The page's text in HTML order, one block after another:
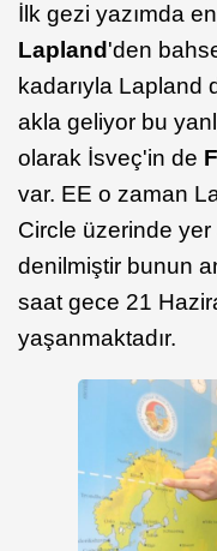
İlk gezi yazımda
Lapland 'den
kadarıyla Lapland
akla geliyor bu
olarak İsveç'in de
var. EE o zaman
Circle üzerinde
denilmiştir bunun
saat gece 21
yaşanmaktadır.